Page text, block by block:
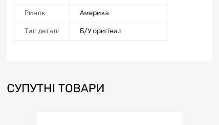
Ринок Америка
Тип деталі Б/У оригінал
СУПУТНІ ТОВАРИ